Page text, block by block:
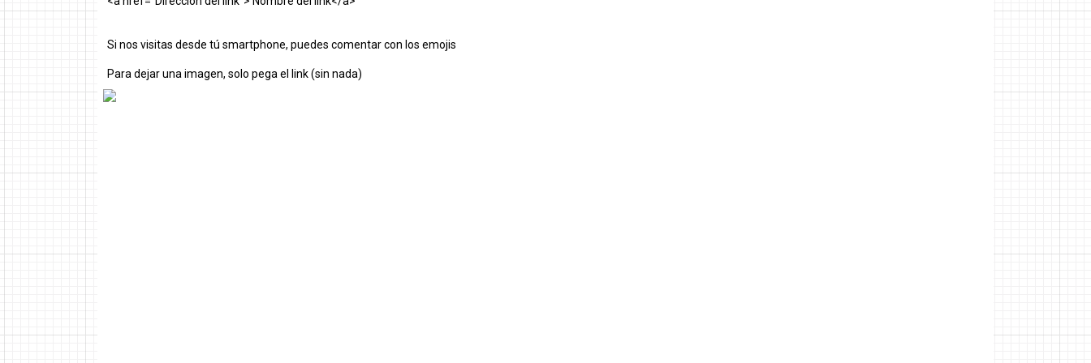
Si nos visitas desde tú smartphone, puedes comentar con los emojis
Para dejar una imagen, solo pega el link (sin nada)